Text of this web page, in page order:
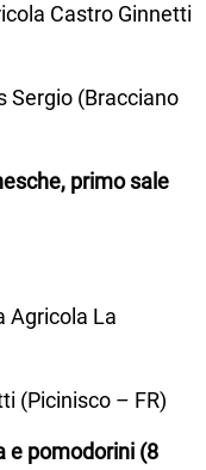
Castro Ginnetti
Sergio (Bracciano
primo sale
Agricola La
(Picinisco – FR)
e pomodorini (8